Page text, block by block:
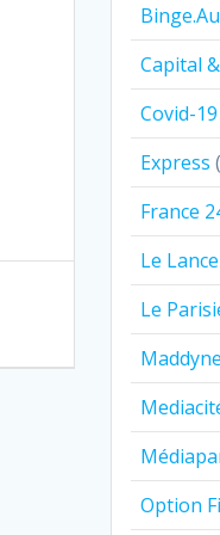
Capital
Covid-19
Express
France
Le
Le
Option